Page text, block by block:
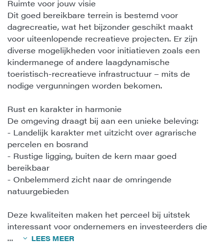
Ruimte voor jouw visie
Dit goed bereikbare terrein is bestemd voor
dagrecreatie, wat het bijzonder geschikt maakt
voor uiteenlopende recreatieve projecten. Er zijn
diverse mogelijkheden voor initiatieven zoals een
kindermanege of andere laagdynamische
toeristisch-recreatieve infrastructuur – mits de
nodige vergunningen worden bekomen.
Rust en karakter in harmonie
De omgeving draagt bij aan een unieke beleving:
- Landelijk karakter met uitzicht over agrarische
percelen en bosrand
- Rustige ligging, buiten de kern maar goed
bereikbaar
- Onbelemmerd zicht naar de omringende
natuurgebieden
Deze kwaliteiten maken het perceel bij uitstek
interessant voor ondernemers en investeerders die
...
LEES MEER